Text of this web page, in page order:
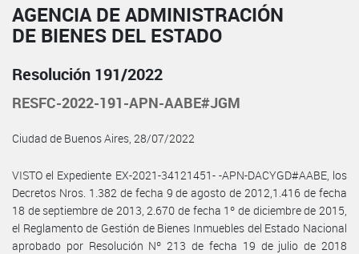
AGENCIA DE ADMINISTRACIÓN
DE BIENES DEL ESTADO
Resolución 191/2022
RESFC-2022-191-APN-AABE#JGM
Ciudad de Buenos Aires, 28/07/2022
VISTO el Expediente EX-2021-34121451- -APN-DACYGD#AABE, los
Decretos Nros. 1.382 de fecha 9 de agosto de 2012,1.416 de fecha
18 de septiembre de 2013, 2.670 de fecha 1º de diciembre de 2015,
el Reglamento de Gestión de Bienes Inmuebles del Estado Nacional
aprobado por Resolución Nº 213 de fecha 19 de julio de 2018